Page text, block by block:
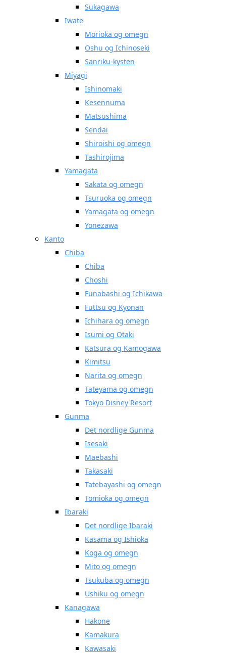
Sukagawa
Iwate
Morioka og omegn
Oshu og Ichinoseki
Sanriku-kysten
Miyagi
Ishinomaki
Kesennuma
Matsushima
Sendai
Shiroishi og omegn
Tashirojima
Yamagata
Sakata og omegn
Tsuruoka og omegn
Yamagata og omegn
Yonezawa
Kanto
Chiba
Chiba
Choshi
Funabashi og Ichikawa
Futtsu og Kyonan
Ichihara og omegn
Isumi og Otaki
Katsura og Kamogawa
Kimitsu
Narita og omegn
Tateyama og omegn
Tokyo Disney Resort
Gunma
Det nordlige Gunma
Isesaki
Maebashi
Takasaki
Tatebayashi og omegn
Tomioka og omegn
Ibaraki
Det nordlige Ibaraki
Kasama og Ishioka
Koga og omegn
Mito og omegn
Tsukuba og omegn
Ushiku og omegn
Kanagawa
Hakone
Kamakura
Kawasaki